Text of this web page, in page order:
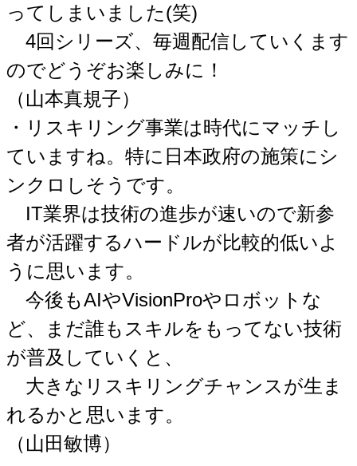
ってしまいました(笑)
4回シリーズ、毎週配信していくます
のでどうぞお楽しみに！
（山本真規子）
・リスキリング事業は時代にマッチし
ていますね。特に日本政府の施策にシ
ンクロしそうです。
IT業界は技術の進歩が速いので新参
者が活躍するハードルが比較的低いよ
うに思います。
今後もAIやVisionProやロボットな
ど、まだ誰もスキルをもってない技術
が普及していくと、
大きなリスキリングチャンスが生ま
れるかと思います。
（山田敏博）